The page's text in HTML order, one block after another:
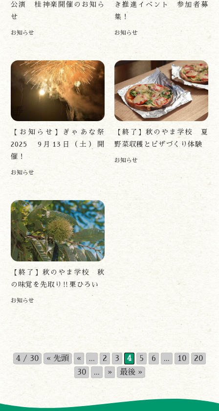
公演 桂神楽開催のお知ら
せ
お知らせ
き推進イベント 参加者募
集！
お知らせ
【お知らせ】ぎゃあな祭
2025 9月13日（土）開
催！
お知らせ
【終了】秋のやま学校 夏
野菜収穫とピザづくり体験
お知らせ
【終了】秋のやま学校 秋
の味覚を先取り‼栗ひろい
お知らせ
4 / 30 « 先頭 « ... 2 3 4 5 6 ... 10
20
30
... » 最後 »
諸塚村観光協会
宮崎県東臼杵郡諸塚村家代3068しいたけの館21内
TEL:0982-65-0178